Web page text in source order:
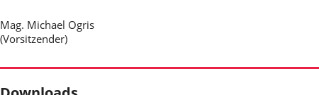
Mag. Michael Ogris
(Vorsitzender)